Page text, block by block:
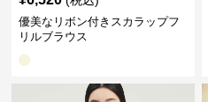
優美なリボン付きスカラップフ
リルブラウス